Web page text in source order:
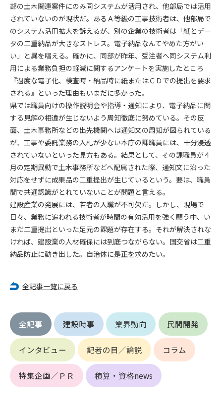
部の土木関連案件にのみ同システムが活用され、他部局では活用
されていないのが現状だ。あるＡ等級の工事技術者は、他部局で
のシステム活用拡大を訴えるが、別の企業の技術者は「紙とデー
タの二重納品が大きなストレス。電子納品なんてやめた方がい
い」と異を唱える。確かに、同部が昨年、受注者へ同システム利
用による業務負担の軽減に関するアンケートを実施したところ
『過度な電子化、検査時・納品時に紙またはＣＤでの提出を要求
される』といった理由もいまだに多かった。
県では職員向けの操作説明会や指導・通知により、電子納品に関
する見解の相違が生じないよう周知徹底に努めている。その反
面、土木事務所などの出先機関へは通知文の周知が図られている
が、工事や委託業務の入札が少ない本庁の課職員には、十分浸透
されていないといった見方もある。結果として、その課職員が４
月の定期異動で土木事務所などへ配属された際、通知文に沿った
対応をせずに成果品の二重提出が生じているという。要は、職員
間で共通認識がとれていないことが問題と言える。
建設産業の発展には、若者の入職が不可欠だ。しかし、現場で
日々、業務に追われる技術者が時間の有効活用を強く願う中、い
まだ二重提出といった足元の課題が存在する。それが解決されな
ければ、建設業の人材確保には到底つながらない。国交省は二重
納品防止に動き出した。自治体に是正を求めたい。
全記事一覧に戻る
全記事 建設時事 業界動向 民間開発
インタビュー 記者の目／論説 コラム
特集企画／ＰＲ 積算・資格news
第4条（会員審査および資格の取り消し）
会員とは、本規約を承諾の上、所定の会員申込手続きを完了
後、管理者がこれを承認した者をいいます。
第4条（会員の定義と登録）
1. 管理者は前条により審査の結果、会員申込みをした者が以下
の何れかの項目に該当することがわかった場合、その者の会
員としての権限を承認しないことがあります。
(1) 会員申し込みをした者が実在しなかった場合
(2) 本規約に違反した場合/li>
(3) 会員申し込みの際、申告事項に虚偽があった場合
(4) 会員申込者が管理者所定の手続き通りに会員申込手続き処
理を行わなかった場合
(5) その他管理者が会員とすることを不適当と判断した場合
2. 管理者は承認後であっても承認した会員が前項の何れかに該
当することが判明した場合、会員資格を取り消すことがあり
ます。
第5条（IDおよびパスワードの管理）
1. 会員は申込の際に管理者が発行したIDおよびパスワードの使
用および管理について責任を負うものとします。
2. 会員は、自己のIDおよびパスワードを、貸与、譲渡、売買、
3. 会員は、IDおよびパスワードの管理不十分、使用上の過誤、
第6条（会員の禁止事項）
1. 会員は建設資料館WEB上で以下の行為をしないものとしま
す。
(1) 第三者または管理者の著作権、その他知的所有権を侵害す
る行為
(2) 第三者または管理者の財産、プライバシー等を侵害する行